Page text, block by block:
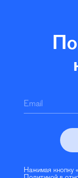
Email
Нажимая кнопку